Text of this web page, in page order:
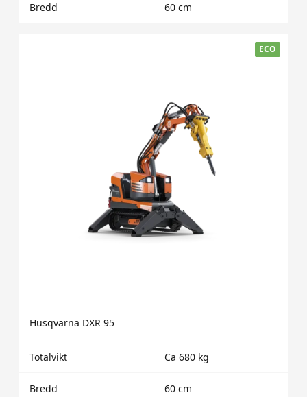
Bredd 60 cm
ECO
Husqvarna DXR 95
Totalvikt Ca 680 kg
Bredd 60 cm